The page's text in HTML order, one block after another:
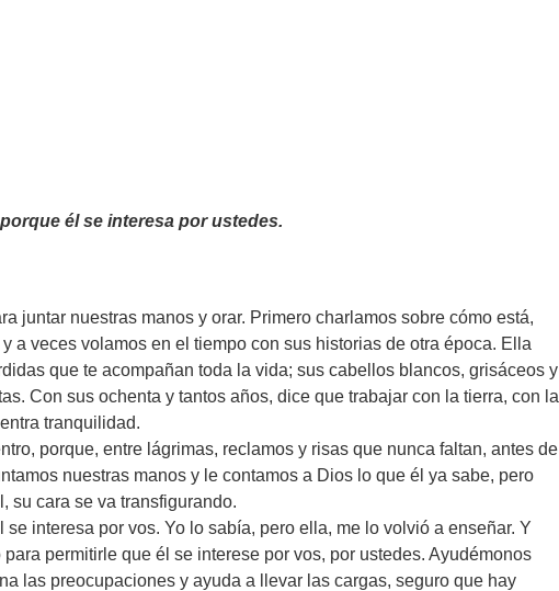
él se interesa por ustedes.
juntar nuestras manos y orar. Primero charlamos sobre cómo está,
a veces volamos en el tiempo con sus historias de otra época. Ella
que te acompañan toda la vida; sus cabellos blancos, grisáceos y
Con sus ochenta y tantos años, dice que trabajar con la tierra, con la
tranquilidad.
porque, entre lágrimas, reclamos y risas que nunca faltan, antes de
nuestras manos y le contamos a Dios lo que él ya sabe, pero
su cara se va transfigurando.
interesa por vos. Yo lo sabía, pero ella, me lo volvió a enseñar. Y
permitirle que él se interese por vos, por ustedes. Ayudémonos
las preocupaciones y ayuda a llevar las cargas, seguro que hay